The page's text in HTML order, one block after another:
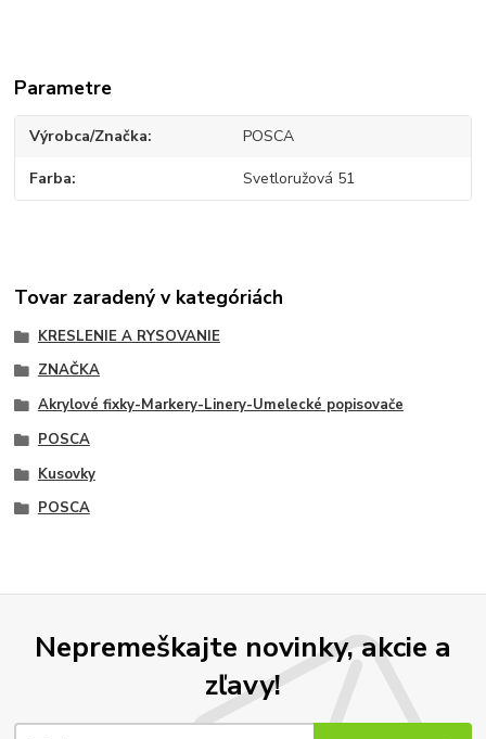
Parametre
Výrobca/Značka POSCA
Farba Svetloružová 51
Tovar zaradený v kategóriách
KRESLENIE A RYSOVANIE
ZNAČKA
Akrylové fixky-Markery-Linery-Umelecké popisovače
POSCA
Kusovky
POSCA
Nepremeškajte novinky, akcie a
zľavy!